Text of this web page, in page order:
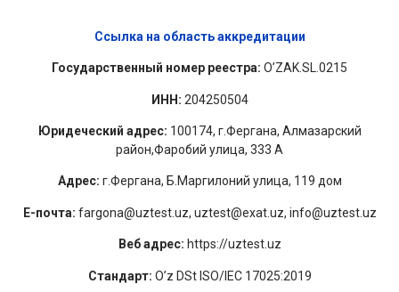
Ссылка на область аккредитации
Государственный номер реестра: O’ZAK.SL.0215
ИНН: 204250504
Юридеческий адрес: 100174, г.Фергана, Алмазарский
район,Фаробий улица, 333 A
Адрес: г.Фергана, Б.Маргилоний улица, 119 дом
E-почта: fargona@uztest.uz, uztest@exat.uz, info@uztest.uz
Веб адрес: https://uztest.uz
Стандарт: O’z DSt ISO/IEC 17025:2019